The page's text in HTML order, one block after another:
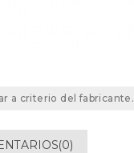
a criterio del fabricante.